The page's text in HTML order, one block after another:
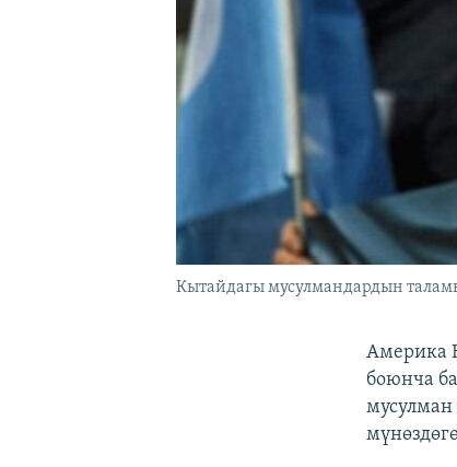
Кытайдагы мусулмандардын
Америка
боюнча